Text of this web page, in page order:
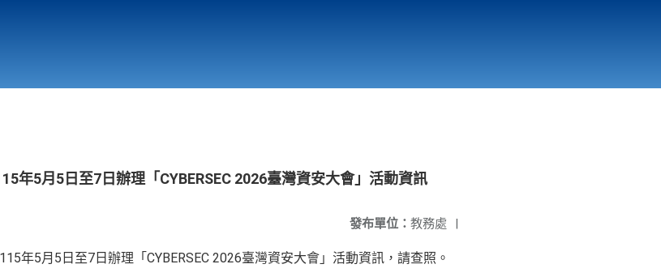
年5月5日至7日辦理「CYBERSEC 2026臺灣資安大會」活動資訊
發布單位： 教務處 |
年5月5日至7日辦理「CYBERSEC 2026臺灣資安大會」活動資訊，請查照。